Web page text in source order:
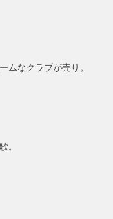
ムなクラブが売り。
。